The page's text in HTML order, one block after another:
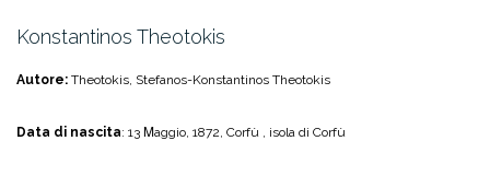
Konstantinos Theotokis
Autore: Theotokis, Stefanos-Konstantinos Theotokis
Data di nascita: 13 Μaggio, 1872, Corfù , isola di Corfù